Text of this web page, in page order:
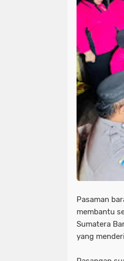
Pasaman
membantu
Sumatera
yang